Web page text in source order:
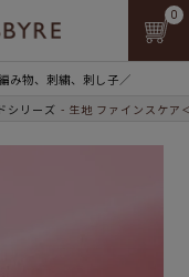
み物、刺繍、刺し子／
0
シリーズ 生地 ファインスケア